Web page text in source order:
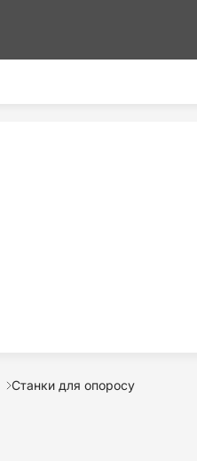
Станки для опоросу